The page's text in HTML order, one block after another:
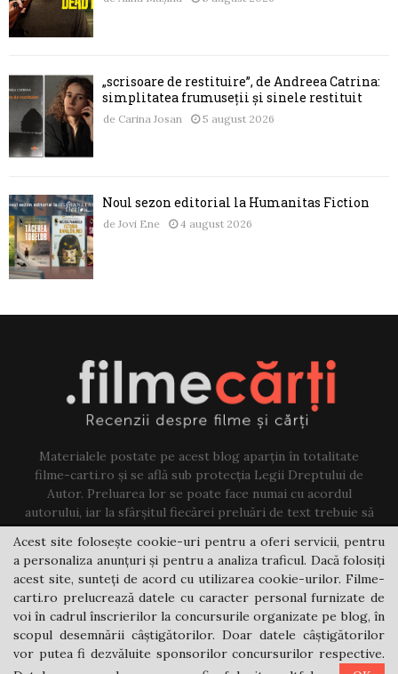
„scrisoare de restituire”, de Andreea Catrina:
simplitatea frumuseții și sinele restituit
de Carina Josan 5 august 2026
Noul sezon editorial la Humanitas Fiction
de Jovi Ene 4 august 2026
Materialele postate pe acest blog aparțin în totalitate
filme-carti.ro și se află sub protecția Legii Dreptului de
Autor. Preluarea lor se poate face numai cu acordul
autorului, iar la sfârșitul fiecărei preluări de text trebuie să
existe un link către acest blog.
Contact us:jovi@filme-carti.ro
Acest site folosește cookie-uri pentru a oferi servicii, pentru
a personaliza anunțuri și pentru a analiza traficul. Dacă folosiți
acest site, sunteți de acord cu utilizarea cookie-urilor. Filme-
carti.ro prelucrează datele cu caracter personal furnizate de
voi în cadrul înscrierilor la concursurile organizate pe blog, în
scopul desemnării câștigătorilor. Doar datele câștigătorilor
vor putea fi dezvăluite sponsorilor concursurilor respective.